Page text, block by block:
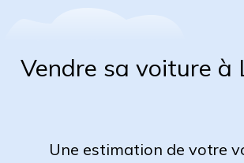
Vendre sa voiture à
Une estimation de votre